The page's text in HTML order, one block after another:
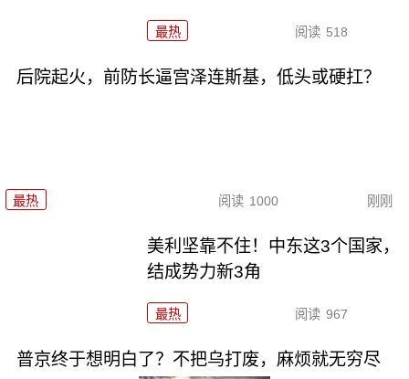
最热 阅读 518
后院起火，前防长逼宫泽连斯基，低头或硬扛？
最热 阅读 1000 刚刚
美利坚靠不住！中东这3个国家，
结成势力新3角
最热 阅读 967
普京终于想明白了？不把乌打废，麻烦就无穷尽